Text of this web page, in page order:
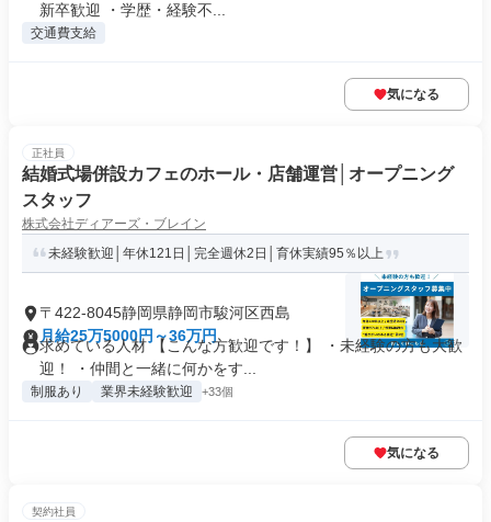
新卒歓迎 ・学歴・経験不...
交通費支給
気になる
正社員
結婚式場併設カフェのホール・店舗運営│オープニング
スタッフ
株式会社ディアーズ・ブレイン
未経験歓迎│年休121日│完全週休2日│育休実績95％以上
〒422-8045静岡県静岡市駿河区西島
月給25万5000円～36万円
求めている人材 【こんな方歓迎です！】 ・未経験の方も大歓
迎！ ・仲間と一緒に何かをす...
制服あり 業界未経験歓迎 +33個
気になる
契約社員